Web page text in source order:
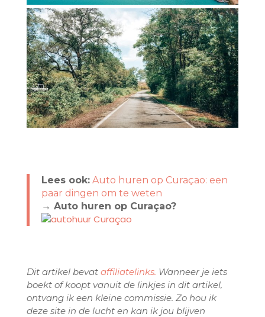
Lees ook: Auto huren op Curaçao: een
paar dingen om te weten
→ Auto huren op Curaçao?
Dit artikel bevat affiliatelinks. Wanneer je iets
boekt of koopt vanuit de linkjes in dit artikel,
ontvang ik een kleine commissie. Zo hou ik
deze site in de lucht en kan ik jou blijven